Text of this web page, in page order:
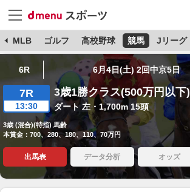
MLB ゴルフ 高校野球 競馬 Jリーグ
6R 6月4日(土) 2回中京5日
7R
13:30
3歳1勝クラス(500万円以下)
ダート 左・1,700m 15頭
3歳 (混合)(特指) 馬齢
本賞金：700、280、180、110、70万円
出馬表 データ分析 オッズ